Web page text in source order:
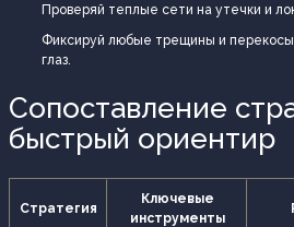
Проверяй теплые сети на утечки и
Фиксируй любые трещины и перекосы
глаз.
Сопоставление
быстрый ориентир
Стратегия
Ключевые
инструменты